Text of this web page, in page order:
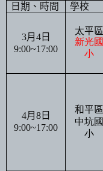
日期、時間
學校
3月 4日
9:00~17:00
太平區
新光國
小
4月 8日
9:00~17:00
和平區
中坑國
小